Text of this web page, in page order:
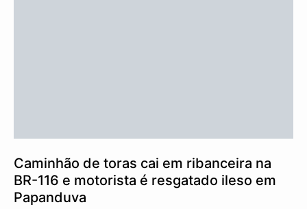
Caminhão de toras cai em ribanceira na
BR-116 e motorista é resgatado ileso em
Papanduva